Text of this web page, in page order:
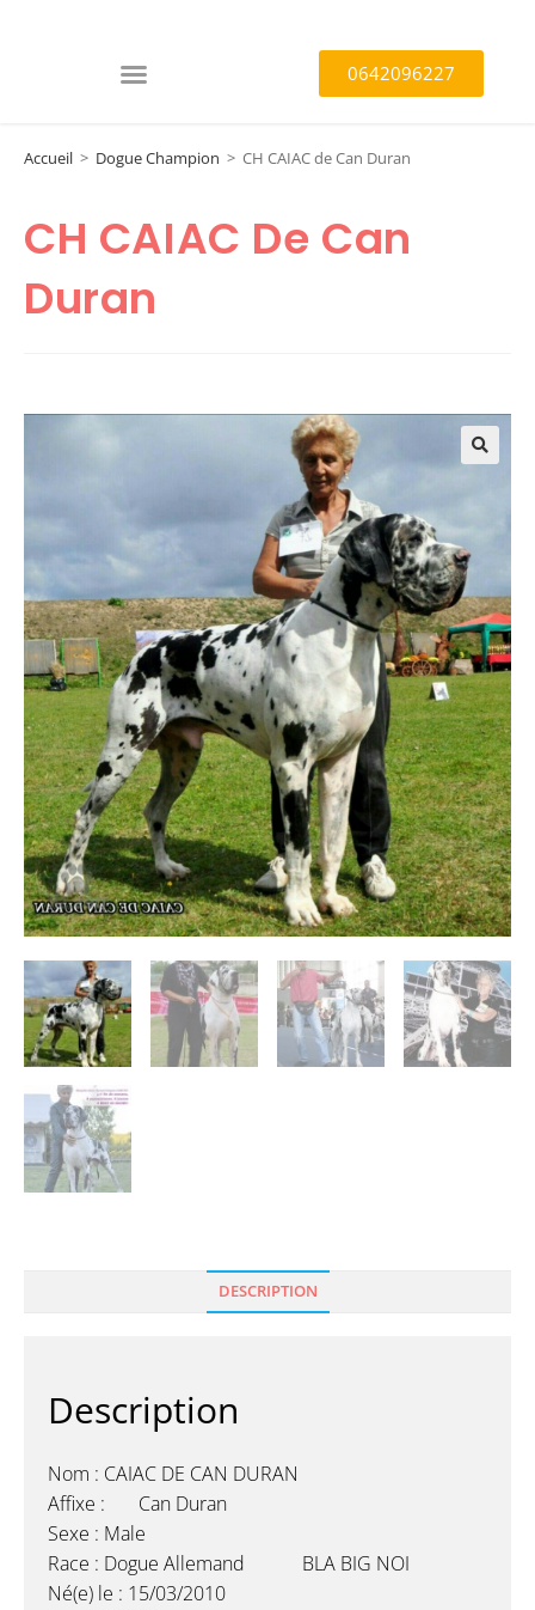
0642096227
Accueil > Dogue Champion > CH CAIAC de Can Duran
CH CAIAC De Can
Duran
DESCRIPTION
Description
Nom : CAIAC DE CAN DURAN
Affixe : Can Duran
Sexe : Male
Race : Dogue Allemand BLA BIG NOI
Né(e) le : 15/03/2010